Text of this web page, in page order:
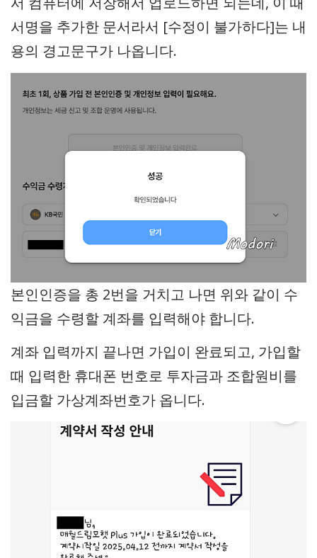
서명을 추가한 문서라서 [수정이 불가하다]는 내
용의 경고문구가 나옵니다.
본인인증을 총 2번을 거치고 나면 위와 같이 수
익금을 수령할 계좌를 입력해야 합니다.
계좌 입력까지 끝나면 가입이 완료되고, 가입할
때 입력한 휴대폰 번호로 투자금과 조합원비를
입금할 가상계좌번호가 옵니다.